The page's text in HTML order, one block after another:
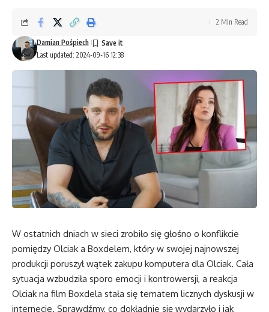
Last updated: 2024-09-16 12:38
Damian Pośpiech
2 Min Read
W ostatnich dniach w sieci zrobiło się głośno o konflikcie
pomiędzy Olciak a Boxdelem, który w swojej najnowszej
produkcji poruszył wątek zakupu komputera dla Olciak. Cała
sytuacja wzbudziła sporo emocji i kontrowersji, a reakcja
Olciak na film Boxdela stała się tematem licznych dyskusji w
internecie. Sprawdźmy, co dokładnie się wydarzyło i jak